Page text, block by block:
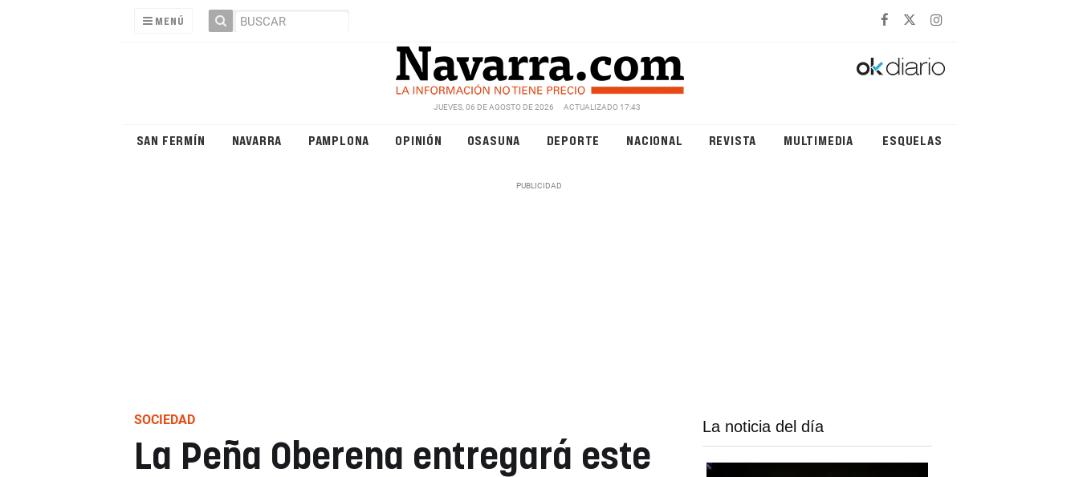
MENÚ
JUEVES, 06 DE AGOSTO DE 2026 ACTUALIZADO 17:43
SAN FERMÍN NAVARRA PAMPLONA OPINIÓN OSASUNA DEPORTE NACIONAL REVISTA MULTIMEDIA ESQUELAS
SOCIEDAD
La Peña Oberena entregará este
La noticia del día